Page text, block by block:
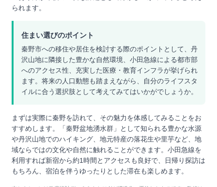
られます。
住まい選びのポイント
秦野市への移住や居住を検討する際のポイントとして、丹
沢山地に隣接した豊かな自然環境、小田急線による都市部
へのアクセス性、充実した医療・教育インフラが挙げられ
ます。将来の人口動態も踏まえながら、自分のライフスタ
イルに合う選択肢として考えてみてはいかがでしょうか。
まずは実際に秦野を訪れて、その魅力を体感してみることをお
すすめします。「秦野盆地湧水群」として知られる豊かな水源
や丹沢山地でのハイキング、地元特産の落花生や里芋など、地
域ならではの文化や自然に触れることができます。小田急線を
利用すれば新宿から約1時間とアクセスも良好で、日帰り探訪は
もちろん、宿泊を伴うゆったりとした滞在も楽しめます。